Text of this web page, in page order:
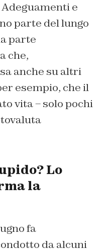
Adeguamenti e
parte del lungo
parte
che,
anche su altri
esempio, che il
vita – solo pochi
Lo
la
fa
da alcuni